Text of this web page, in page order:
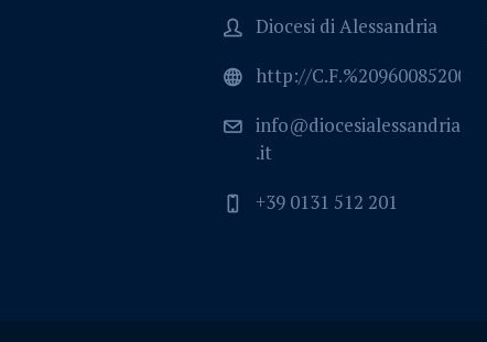
Diocesi di Alessandria
http://C.F.%2096008520064
info@diocesialessandria
.it
+39 0131 512 201